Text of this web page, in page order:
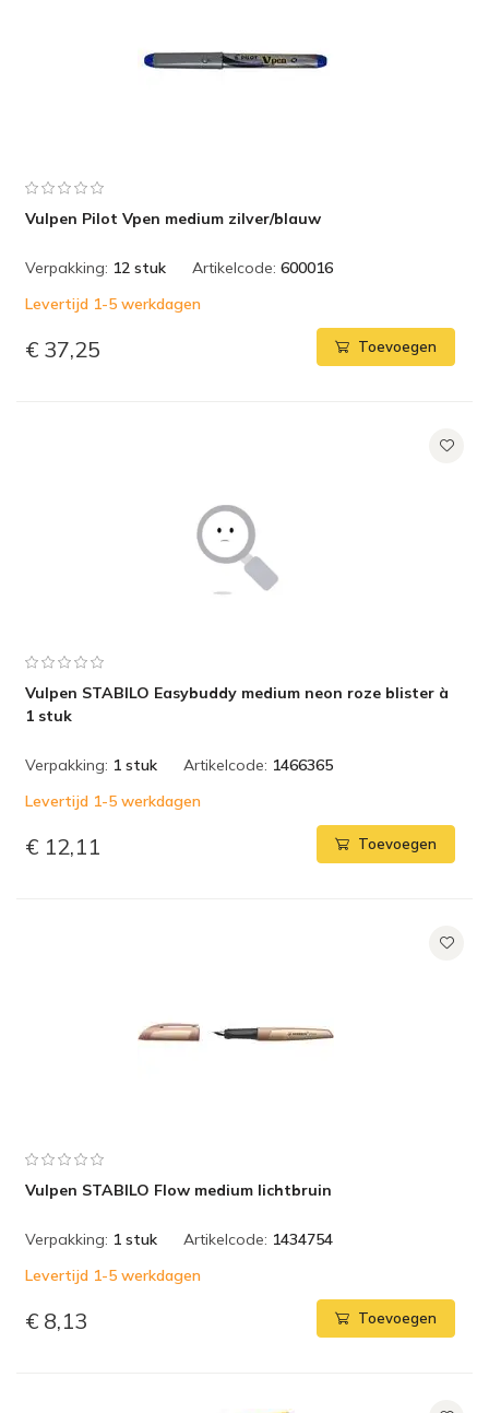
Vulpen Pilot Vpen medium zilver/blauw
Verpakking: 12 stuk Artikelcode: 600016
Levertijd 1-5 werkdagen
€ 37,25 Toevoegen
Vulpen STABILO Easybuddy medium neon roze blister à
1 stuk
Verpakking: 1 stuk Artikelcode: 1466365
Levertijd 1-5 werkdagen
€ 12,11 Toevoegen
Vulpen STABILO Flow medium lichtbruin
Verpakking: 1 stuk Artikelcode: 1434754
Levertijd 1-5 werkdagen
€ 8,13 Toevoegen